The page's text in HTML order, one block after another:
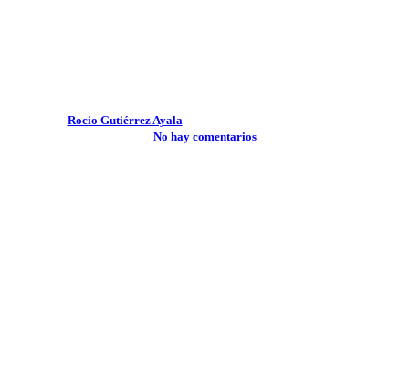
Rocio Gutiérrez Ayala
No hay comentarios